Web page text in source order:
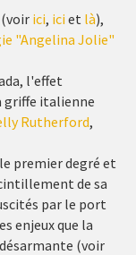
ici, ici et là),
"Angelina Jolie"
l'effet
griffe italienne
Rutherford,
premier degré et
de sa
par le port
enjeux que la
(voir